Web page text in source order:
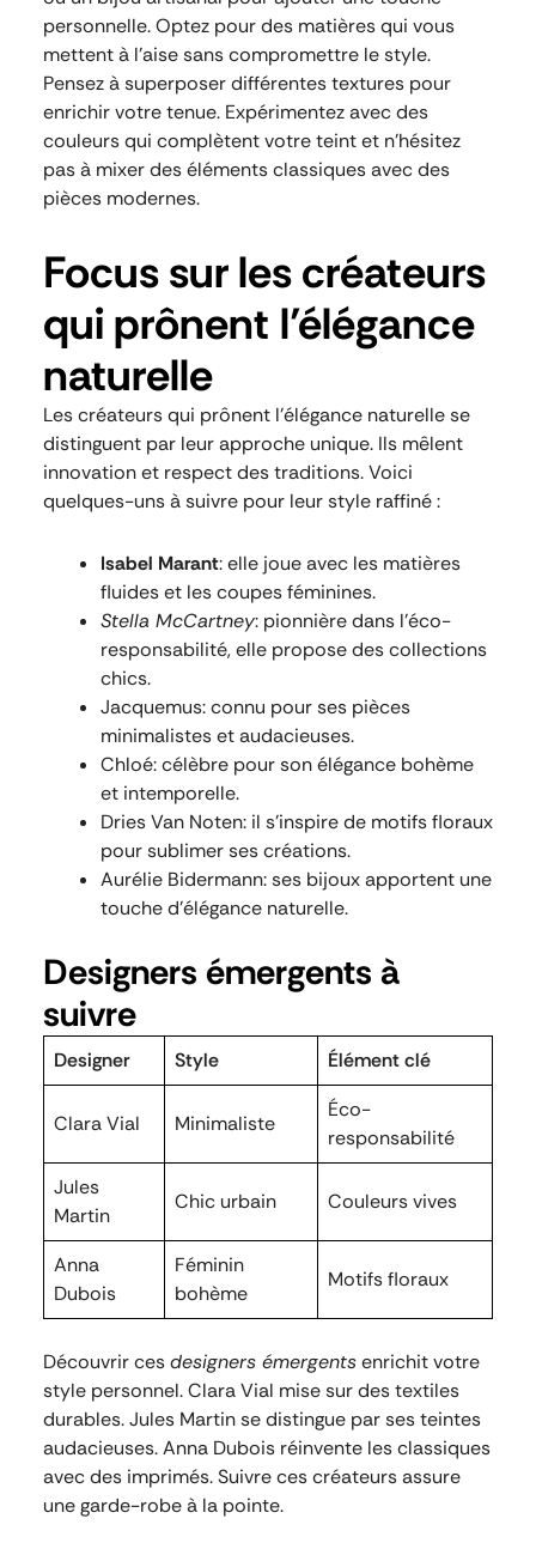
personnelle. Optez pour des matières qui vous
mettent à l’aise sans compromettre le style.
Pensez à superposer différentes textures pour
enrichir votre tenue. Expérimentez avec des
couleurs qui complètent votre teint et n’hésitez
pas à mixer des éléments classiques avec des
pièces modernes.
Focus sur les créateurs
qui prônent l’élégance
naturelle
Les créateurs qui prônent l’élégance naturelle se
distinguent par leur approche unique. Ils mêlent
innovation et respect des traditions. Voici
quelques-uns à suivre pour leur style raffiné :
Isabel Marant: elle joue avec les matières
fluides et les coupes féminines.
Stella McCartney: pionnière dans l’éco-
responsabilité, elle propose des collections
chics.
Jacquemus: connu pour ses pièces
minimalistes et audacieuses.
Chloé: célèbre pour son élégance bohème
et intemporelle.
Dries Van Noten: il s’inspire de motifs floraux
pour sublimer ses créations.
Aurélie Bidermann: ses bijoux apportent une
touche d’élégance naturelle.
Designers émergents à
suivre
Designer Style Élément clé
Clara Vial Minimaliste
Éco-
responsabilité
Jules
Martin
Chic urbain Couleurs vives
Anna
Dubois
Féminin
bohème
Motifs floraux
Découvrir cesdesigners émergentsenrichit votre
style personnel. Clara Vial mise sur des textiles
durables. Jules Martin se distingue par ses teintes
audacieuses. Anna Dubois réinvente les classiques
avec des imprimés. Suivre ces créateurs assure
une garde-robe à la pointe.